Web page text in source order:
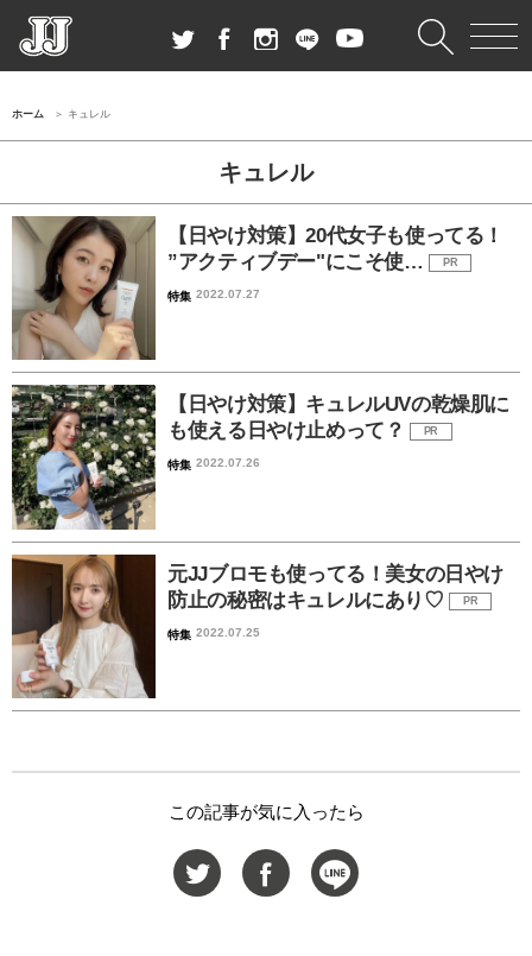
ホーム キュレル
キュレル
【日やけ対策】20代女子も使ってる！
”アクティブデー"にこそ使…
PR
特集 2022.07.27
【日やけ対策】キュレルUVの乾燥肌に
も使える日やけ止めって？
PR
特集 2022.07.26
元JJブロモも使ってる！美女の日やけ
防止の秘密はキュレルにあり♡
PR
特集 2022.07.25
この記事が気に入ったら